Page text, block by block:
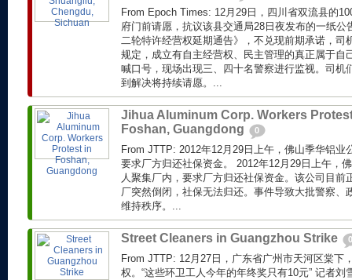
From Epoch Times: 12月29日，四川省双流县的
府门前请愿，抗议该县交通局28日夜发布的一纸公
二轮特许经营权延期通告》，不兑现前期承诺，司
规定，成立有自主经营权、民主管理的真正属于自
喊口号，现场出现三、四十名警察进行监视。司机
到解决将持续请愿。...
Jihua Aluminum Corp. Workers
Foshan, Guangdong
0
From JTTP: 2012年12月29日上午，佛山季华铝业
要求厂方归还社保资金。 2012年12月29日上午，
人聚集厂内，要求厂方归还社保资金。该公司目前
厂突然倒闭，社保无法归还。事件导致大批警察、
维持秩序。...
Street Cleaners in Guangzhou Strike 0
From JTTP: 12月27日，广东省广州市天河区棠下
权。“这些环卫工人今年的年终奖只有10元” 记者